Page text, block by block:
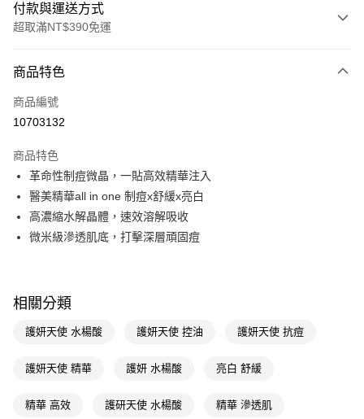
付款與運送方式
超取滿NT$390免運
POYA支付
信用卡一次付款
LINE Pay
Apple Pay
街口支付
【關於「AFTEE先享後付」】
AFTEE先享後付是「在收到商品之後才付款」的支付方式。 讓您購物簡單
１．簡單：不需註冊會員、不需綁卡、不需儲值。
即享券
運送方式
商品特色
商品編號
10703132
商品特色
革命性制痘微晶，一貼高效精華注入
醫美精華all in one 制痘x舒緩x亮白
高濃縮水解晶體，速效溶解吸收
微米級滲透肌底，打擊深層頑固痘
相關分類
護妍天使 水楊酸 護妍天使 控油 護妍天使 抗痘
護妍天使 精華 護妍 水楊酸 亮白 舒緩
精華 高效 護研天使 水楊酸 精華 滲透肌